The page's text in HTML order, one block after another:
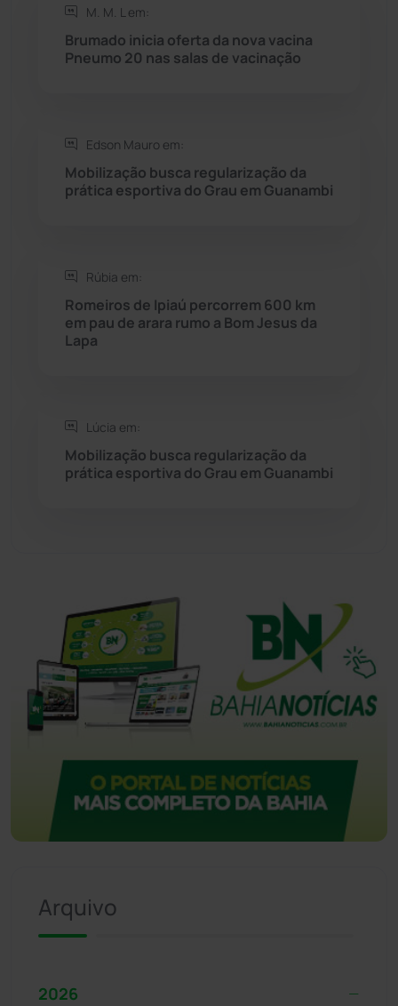
Rio do Antônio
Saúde
Seabra (51)
Sítio do Mato
Sudoeste Baiano (1530)
Tanque Novo
Tecnologia (12)
M. M. L em:
Brumado inicia oferta da nova vacina
Pneumo 20 nas salas de vacinação
Edson Mauro em:
Mobilização busca regularização da
prática esportiva do Grau em Guanambi
Rúbia em:
Romeiros de Ipiaú percorrem 600 km
em pau de arara rumo a Bom Jesus da
Lapa
Lúcia em:
Mobilização busca regularização da
prática esportiva do Grau em Guanambi
Arquivo
2026